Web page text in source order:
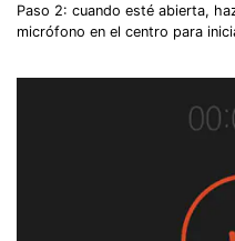
Paso 2: cuando esté abierta,
micrófono en el centro para